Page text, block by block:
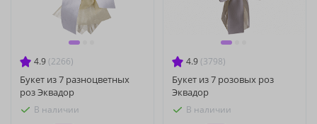
4.9 (2266)
Букет из 7 разноцветных
роз Эквадор
В наличии
4.9 (3798)
Букет из 7 розовых роз
Эквадор
В наличии